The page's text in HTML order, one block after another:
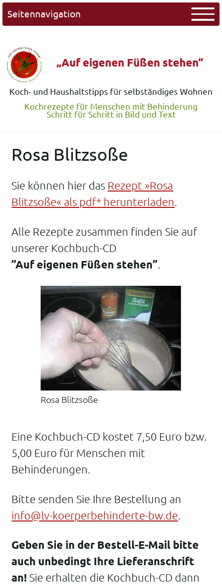
Seitennavigation
„Auf eigenen Füßen stehen“
Koch- und Haushaltstipps für selbständiges Wohnen
Kochrezepte für Menschen mit Behinderung
Schritt für Schritt in Bild und Text
Rosa Blitzsoße
Sie können hier das Rezept »Rosa
Blitzsoße« als pdf* herunterladen.
Alle Rezepte zusammen finden Sie auf
unserer Kochbuch-CD
”Auf eigenen Füßen stehen”.
Rosa Blitzsoße
Eine Kochbuch-CD kostet 7,50 Euro bzw.
5,00 Euro für Menschen mit
Behinderungen.
Bitte senden Sie Ihre Bestellung an
info@lv-koerperbehinderte-bw.de
Geben Sie in der Bestell-E-Mail bitte
auch unbedingt Ihre Lieferanschrift
an! Sie erhalten die Kochbuch-CD dann